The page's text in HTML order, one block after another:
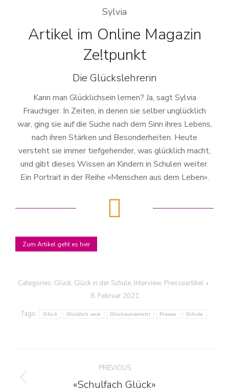
Sylvia
Artikel im Online Magazin
Ze!tpunkt
Die Glückslehrerin
Kann man Glücklichsein lernen? Ja, sagt Sylvia
Frauchiger. In Zeiten, in denen sie selber unglücklich
war, ging sie auf die Suche nach dem Sinn ihres Lebens,
nach ihren Stärken und Besonderheiten. Heute
versteht sie immer tiefgehender, was glücklich macht,
und gibt dieses Wissen an Kindern in Schulen weiter.
Ein Portrait in der Reihe «Menschen aus dem Leben».
Zum Artikel geht es hier
Categories: Glück, Glück in der Schule, Interview, Presseartikel
8. Februar 2021
Tags:
Glück Glücklich sein Glücksunterricht Presse Schule
navigation
PREVIOUS
Previous
«Schulfach Glück»